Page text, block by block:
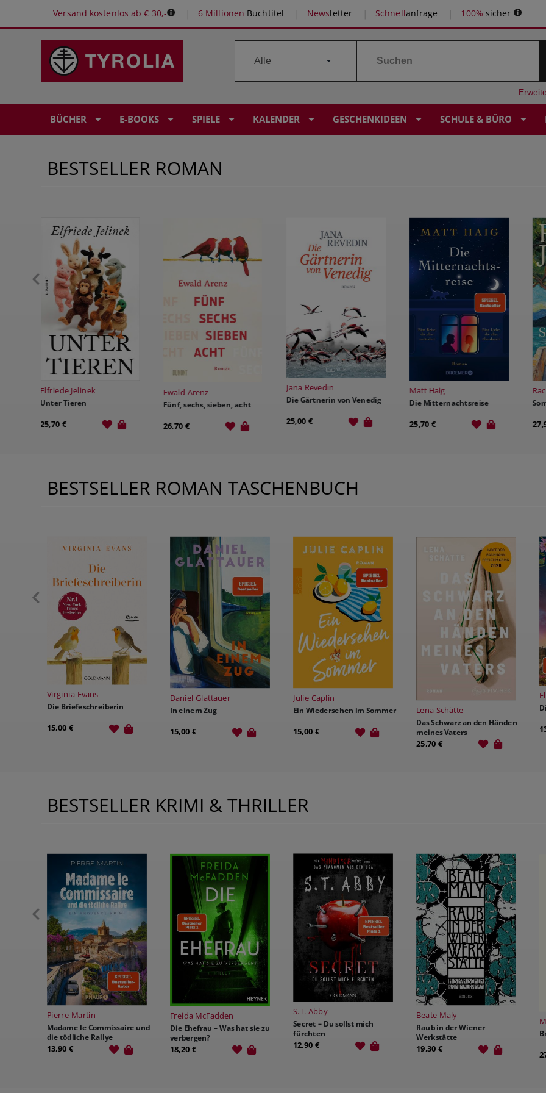
Versand kostenlos ab € 30,- 6 Millionen Buchtitel Newsletter Schnellanfrage 100% sicher
BÜCHER E-BOOKS SPIELE KALENDER GESCHENKIDEEN SCHULE & BÜRO
BESTSELLER ROMAN
Ewald Arenz
Fünf, sechs, sieben, acht
26,70 €
Jana Revedin
Die Gärtnerin von Venedig
Matt Haig
Die Mitternachtsreise
25,70 €
Rachel Joyce
Sommerhaus
27,90 €
BESTSELLER ROMAN TASCHENBUCH
Daniel Glattauer
In einem Zug
15,00 €
Julie Caplin
Ein Wiedersehen im Sommer
15,00 €
Lena Schätte
meines Vaters
Eleanor Buchanan
Die Meerglas-Schwestern
13,90 €
BESTSELLER KRIMI & THRILLER
Freida McFadden
Die Ehefrau – Was hat sie zu
verbergen?
18,20 €
S.T. Abby
Secret – Du sollst mich
fürchten
12,90 €
Beate Maly
Raub in der Wiener
Werkstätte
19,30 €
Martin Walker
Bredouille
27,90 €